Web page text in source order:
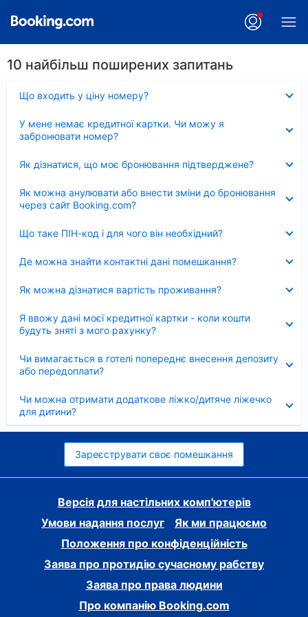
10 найбільш поширених запитань
Що входить у ціну номеру?
У мене немає кредитної картки. Чи можу я
забронювати номер?
Як дізнатися, що моє бронювання підтверджене?
Як можна анулювати або внести зміни до бронювання
через сайт Booking.com?
Що таке ПІН-код і для чого він необхідний?
Де можна знайти контактні дані помешкання?
Як можна дізнатися вартість проживання?
Я ввожу дані моєї кредитної картки - коли кошти
будуть зняті з мого рахунку?
Чи вимагається в готелі попереднє внесення депозиту
або передоплати?
Чи можна отримати додаткове ліжко/дитяче ліжечко
для дитини?
Зареєструвати своє помешкання
Версія для настільних комп'ютерів
Умови надання послуг
Як ми працюємо
Положення про конфіденційність
Заява про протидію сучасному рабству
Заява про права людини
Про компанію Booking.com